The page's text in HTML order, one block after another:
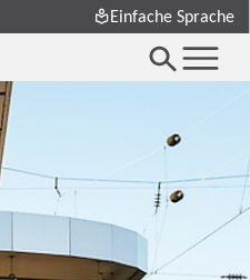
Einfache Sprache